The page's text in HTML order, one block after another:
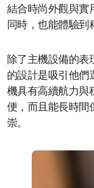
結合時尚外觀與實
同時，也能體驗到
除了主機設備的表
的設計是吸引他們
機具有高續航力與
便，而且能長時間
崇。